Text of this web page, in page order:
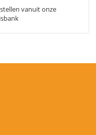
vanuit onze